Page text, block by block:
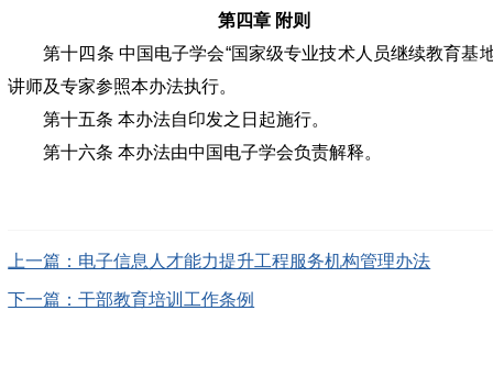
第四章 附则
第十四条 中国电子学会“国家级专业技术人员继续教育基
讲师及专家参照本办法执行。
第十五条 本办法自印发之日起施行。
第十六条 本办法由中国电子学会负责解释。
上一篇：电子信息人才能力提升工程服务机构管理办法
下一篇：干部教育培训工作条例